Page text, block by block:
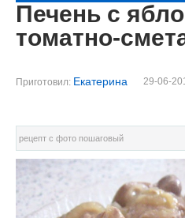
Печень с
томатно-
Приготовил: Екатерина 29-06-
рецепт с фото пошаговый